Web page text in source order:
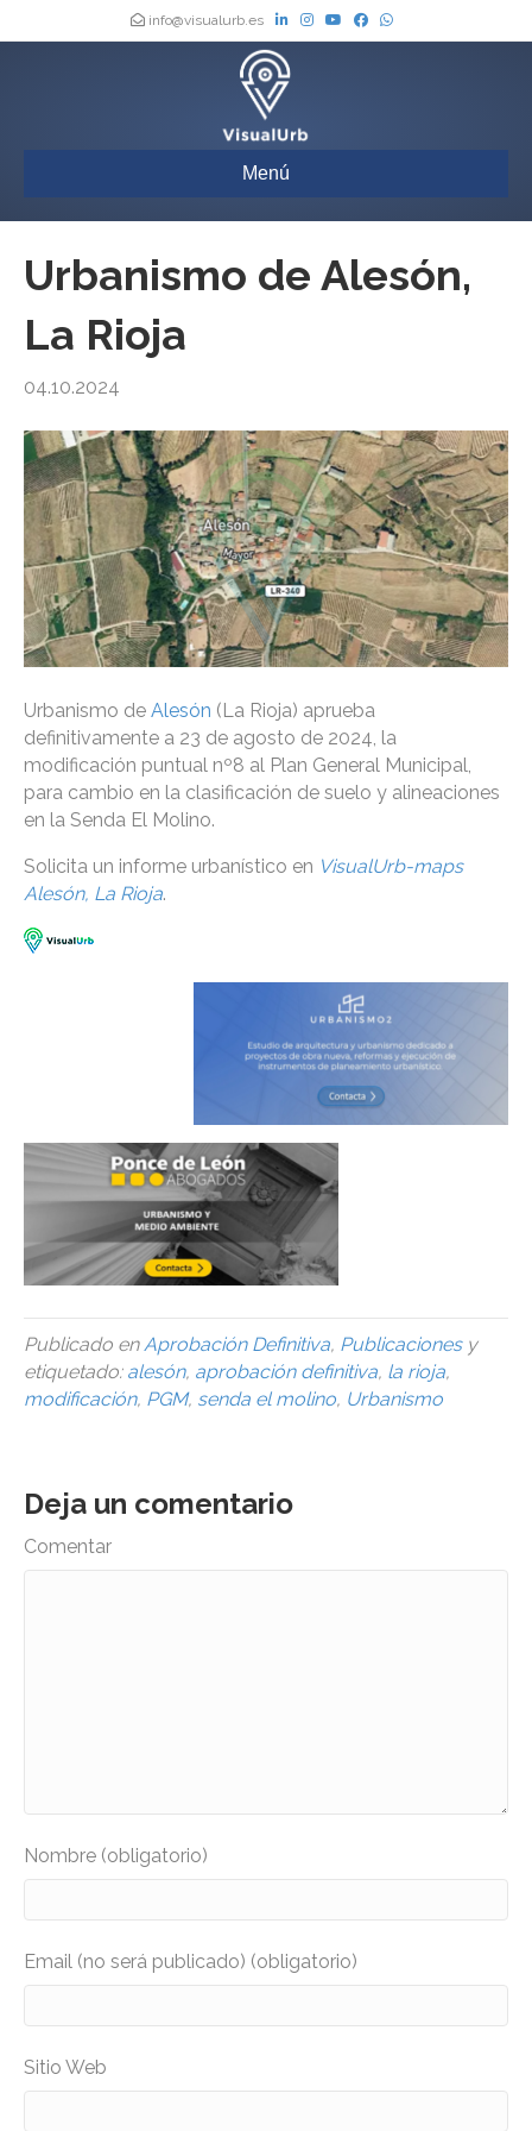
info@visualurb.es
Menú
Urbanismo de Alesón,
La Rioja
04.10.2024
Urbanismo de Alesón (La Rioja) aprueba
definitivamente a 23 de agosto de 2024, la
modificación puntual nº8 al Plan General Municipal,
para cambio en la clasificación de suelo y alineaciones
en la Senda El Molino.
Solicita un informe urbanístico en VisualUrb-maps
Alesón, La Rioja.
Publicado enAprobación Definitiva, Publicacionesy
etiquetado: alesón, aprobación definitiva, la rioja,
modificación, PGM, senda el molino, Urbanismo
Deja un comentario
Comentar
Nombre (obligatorio)
Email (no será publicado) (obligatorio)
Sitio Web